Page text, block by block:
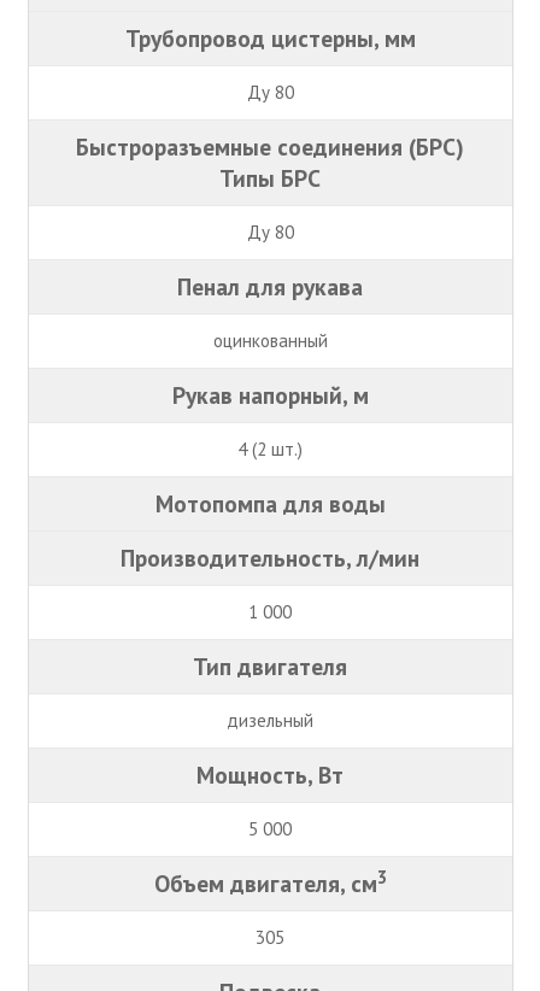
Трубопровод цистерны, мм
Ду 80
Быстроразъемные соединения (БРС)
Типы БРС
Ду 80
Пенал для рукава
оцинкованный
Рукав напорный, м
4 (2 шт.)
Мотопомпа для воды
Производительность, л/мин
1 000
Тип двигателя
дизельный
Мощность, Вт
5 000
Объем двигателя, см3
305